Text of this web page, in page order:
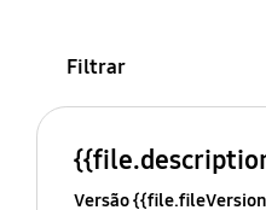
Filtrar
Versão